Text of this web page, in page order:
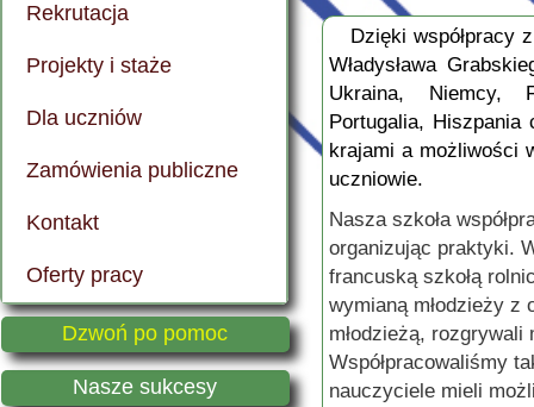
Dzięki współpracy z
Władysława
Ukraina, Niemcy,
Portugalia, Hiszpania
krajami a możliwości
uczniowie.
Nasza szkoła
organizując praktyki.
francuską szkołą
wymianą młodzieży z
młodzieżą,
Współpracowaliśmy
nauczyciele mieli
Dzwoń po pomoc
O szkole
Nasza kadra
Dokumenty szkoły
Nasze władze
Archiwalne wydarzenia
Memoriał Wojciecha Kabzy
Kontakt
Rekrutacja
Zasady naboru
Technikum Weterynaryjne
Technikum Rolnicze
Technikum Żywienia
Technikum Architektury Krajobrazu
Szkoła Branżowa I Stopnia
Kursy kwalifikacyjne
Projekty i staże
FERS
ERASMUS + 2024/2025
ERASMUS + 2025/2026
ERASMUS + "Folklor bez granic"
"ZSCKR w Sędziejowicach wspiera uczniów"
"Podniesienie potencjału szkoły w Sędziejowicach."
"Wsparcie rozwoju kształcenia zawodowego w Sędziejowicach."
Dla uczniów
Plan lekcji
Biblioteka szkolna
Wykaz podręczników
Samorząd szkolny
Regulamin dowozu uczniów
Matury i egzaminy zawodowe
Zamówienia publiczne
Kontakt
Oferty pracy
Nasze sukcesy